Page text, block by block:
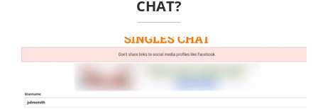
CHAT?